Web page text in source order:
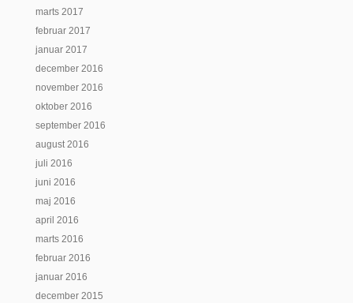
marts 2017
februar 2017
januar 2017
december 2016
november 2016
oktober 2016
september 2016
august 2016
juli 2016
juni 2016
maj 2016
april 2016
marts 2016
februar 2016
januar 2016
december 2015